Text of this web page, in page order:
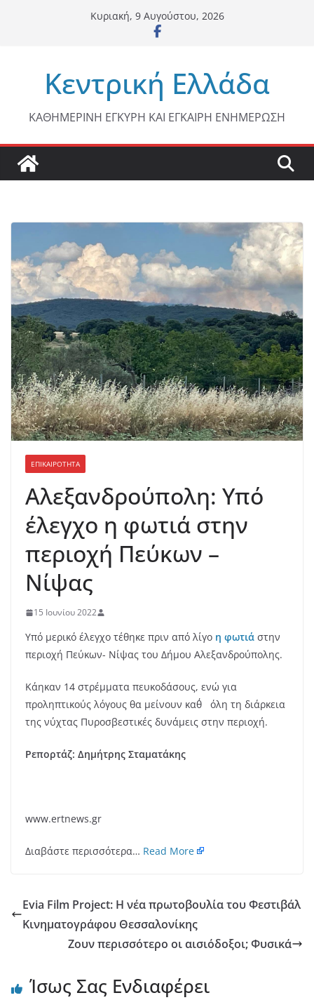
Κυριακή, 9 Αυγούστου, 2026
Κεντρική Ελλάδα
ΚΑΘΗΜΕΡΙΝΗ ΕΓΚΥΡΗ ΚΑΙ ΕΓΚΑΙΡΗ ΕΝΗΜΕΡΩΣΗ
ΕΠΙΚΑΙΡΟΤΗΤΑ
Αλεξανδρούπολη: Υπό
έλεγχο η φωτιά στην
περιοχή Πεύκων –
Νίψας
15 Ιουνίου 2022
Υπό μερικό έλεγχο τέθηκε πριν από λίγο η φωτιά στην
περιοχή Πεύκων- Νίψας του Δήμου Αλεξανδρούπολης.
Κάηκαν 14 στρέμματα πευκοδάσους, ενώ για
προληπτικούς λόγους θα μείνουν καθ΄ όλη τη διάρκεια
της νύχτας Πυροσβεστικές δυνάμεις στην περιοχή.
Ρεπορτάζ: Δημήτρης Σταματάκης
www.ertnews.gr
Διαβάστε περισσότερα… Read More
Evia Film Project: Η νέα πρωτοβουλία του Φεστιβάλ
Κινηματογράφου Θεσσαλονίκης
Ζουν περισσότερο οι αισιόδοξοι; Φυσικά
Ίσως Σας Ενδιαφέρει